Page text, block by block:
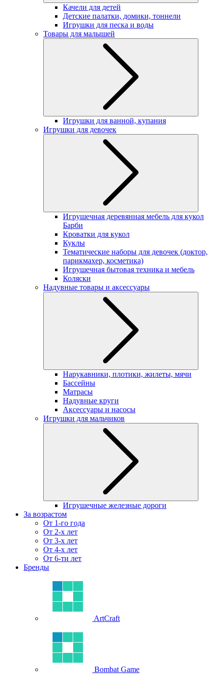
Качели для детей
Детские палатки, домики, тоннели
Игрушки для песка и воды
Товары для малышей
Игрушки для ванной, купания
Игрушки для девочек
Игрушечная деревянная мебель для кукол
Барби
Кроватки для кукол
Куклы
Тематические наборы для девочек (доктор,
парикмахер, косметика)
Игрушечная бытовая техника и мебель
Коляски
Надувные товары и аксессуары
Нарукавники, плотики, жилеты, мячи
Бассейны
Матрасы
Надувные круги
Аксессуары и насосы
Игрушки для мальчиков
Игрушечные железные дороги
За возрастом
От 1-го года
От 2-х лет
От 3-х лет
От 4-х лет
От 6-ти лет
Бренды
ArtCraft
Bombat Game